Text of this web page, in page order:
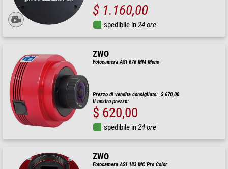
$ 1.160,00
spedibile in24 ore
ZWO
Fotocamera ASI 676 MM Mono
Prezzo di vendita consigliato: $ 670,00
Il nostro prezzo:
$ 620,00
spedibile in24 ore
ZWO
Fotocamera ASI 183 MC Pro Color